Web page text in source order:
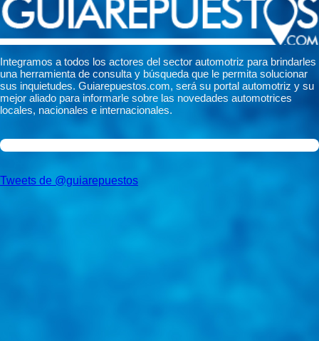
Integramos a todos los actores del sector automotriz para brindarles
una herramienta de consulta y búsqueda que le permita solucionar
sus inquietudes. Guiarepuestos.com, será su portal automotriz y su
mejor aliado para informarle sobre las novedades automotrices
locales, nacionales e internacionales.
Tweets de @guiarepuestos